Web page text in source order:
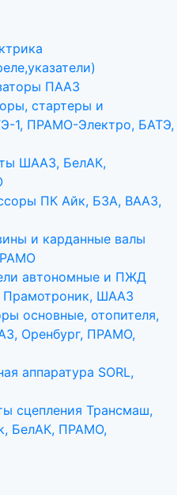
ПААЗ
стартеры и
1, ПРАМО-Электро, БАТЭ,
ШААЗ, БелАК,
ПК Айк, БЗА, ВААЗ,
и карданные валы
автономные и ПЖД
Прамотроник, ШААЗ
основные, отопителя,
Оренбург, ПРАМО,
аппаратура SORL,
сцепления Трансмаш,
БелАК, ПРАМО,